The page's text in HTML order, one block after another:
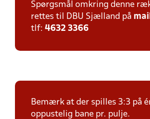
Spørgsmål omkring denne
rettes til DBU Sjælland på mail
tlf: 4632 3366
Bemærk at der spilles 3:3 på
oppustelig bane pr. pulje.